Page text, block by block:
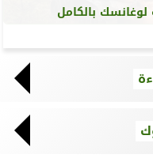
بالكامل